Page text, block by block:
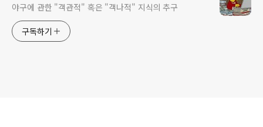
야구에 관한 "객관적" 혹은 "객나적" 지식의 추구
구독하기